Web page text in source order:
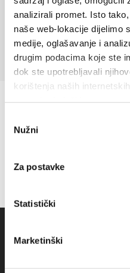
analizirali promet. Isto
naše web-lokacije dijelimo
medije, oglašavanje i
drugim podacima koje ste
dok ste upotrebljavali
korištenja naših
pristanka
Nužni
Za postavke
Statistički
Marketinški